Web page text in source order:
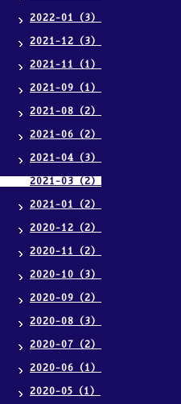
2022-01（3）
2021-12（3）
2021-11（1）
2021-09（1）
2021-08（2）
2021-06（2）
2021-04（3）
2021-03（2）
2021-01（2）
2020-12（2）
2020-11（2）
2020-10（3）
2020-09（2）
2020-08（3）
2020-07（2）
2020-06（1）
2020-05（1）